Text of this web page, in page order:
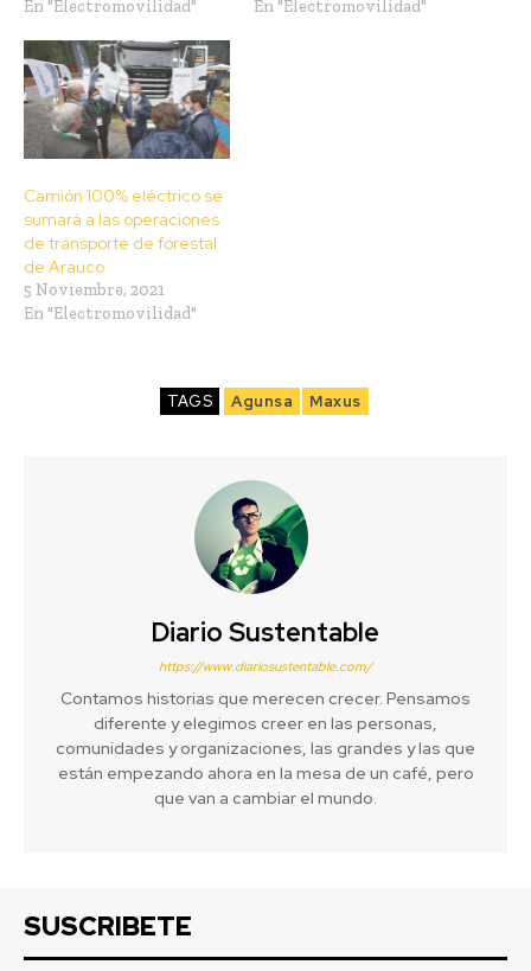
En "Electromovilidad" En "Electromovilidad"
Camión 100% eléctrico se
sumará a las operaciones
de transporte de forestal
de Arauco
5 Noviembre, 2021
En "Electromovilidad"
TAGS Agunsa Maxus
Diario Sustentable
https://www.diariosustentable.com/
Contamos historias que merecen crecer. Pensamos
diferente y elegimos creer en las personas,
comunidades y organizaciones, las grandes y las que
están empezando ahora en la mesa de un café, pero
que van a cambiar el mundo.
SUSCRIBETE